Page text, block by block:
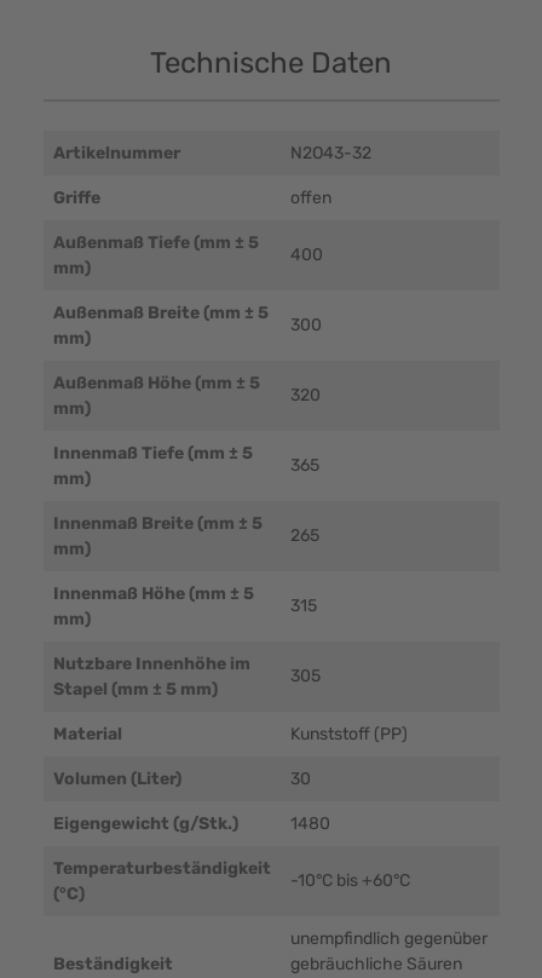
Technische Daten
Artikelnummer N2O43-32
Griffe offen
Außenmaß Tiefe (mm ± 5
mm)
400
Außenmaß Breite (mm ± 5
mm)
300
Außenmaß Höhe (mm ± 5
mm)
320
Innenmaß Tiefe (mm ± 5
mm)
365
Innenmaß Breite (mm ± 5
mm)
265
Innenmaß Höhe (mm ± 5
mm)
315
Nutzbare Innenhöhe im
Stapel (mm ± 5 mm)
305
Material Kunststoff (PP)
Volumen (Liter) 30
Eigengewicht (g/Stk.) 1480
Temperaturbeständigkeit
(°C)
-10°C bis +60°C
Beständigkeit
unempfindlich gegenüber
gebräuchliche Säuren